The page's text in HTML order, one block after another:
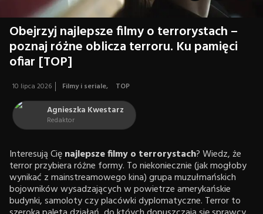
Obejrzyj najlepsze filmy o terrorystach –
poznaj różne oblicza terroru. Ku pamięci
ofiar [TOP]
10 lipca 2026 Filmy i seriale, TOP
Agnieszka Kwestarz
Redaktor
Interesują Cięnajlepsze filmy o terrorystach? Wiedz, że
terror przybiera różne formy. To niekoniecznie (jak mogłoby
wynikać z mainstreamowego kina) grupa muzułmańskich
bojowników wysadzających w powietrze amerykańskie
budynki, samoloty czy placówki dyplomatyczne. Terror to